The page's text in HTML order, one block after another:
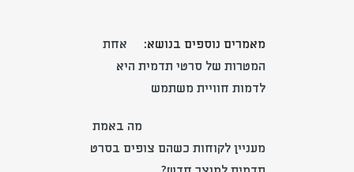
מאמרים נוספים בנושא: אחת
המטרות של סרטי תדמית היא
לדמות חוויית משתמש
מה באמת
מעניין לקוחות כשהם צופים בסרט